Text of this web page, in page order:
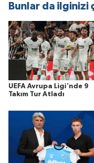
Bunlar da ilginizi
UEFA Avrupa Ligi'nde 9
Takım Tur Atladı